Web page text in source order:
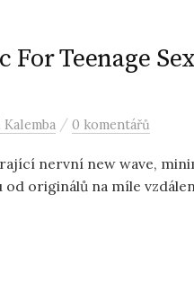
For Teenage
/ 0 komentářů
nervní new wave,
originálů na míle